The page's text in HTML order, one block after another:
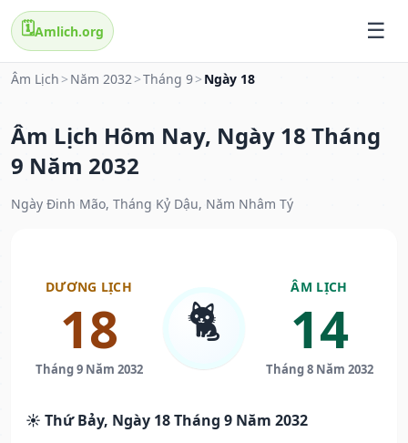
🗓️Amlich.org
Âm Lịch > Năm 2032>Tháng 9> Ngày 18
Âm Lịch Hôm Nay, Ngày 18 Tháng
9 Năm 2032
Ngày Đinh Mão, Tháng Kỷ Dậu, Năm Nhâm Tý
DƯƠNG LỊCH
18
Tháng 9 Năm 2032
🐈
ÂM LỊCH
14
Tháng 8 Năm 2032
☀️ Thứ Bảy, Ngày 18 Tháng 9 Năm 2032